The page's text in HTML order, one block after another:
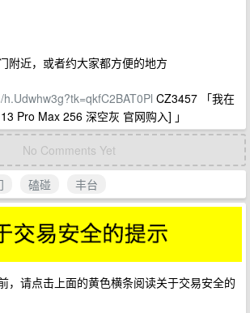
附近，或者约大家都方便的地方
CZ3457 「我在
Pro Max 256 深空灰 官网购入] 」
No Comments Yet
磕碰 丰台
，请点击上面的黄色横条阅读关于交易安全的